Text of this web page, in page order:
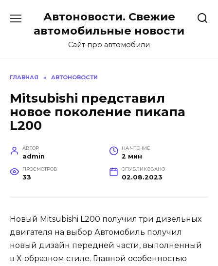
содержанию
Автоновости. Свежие
автомобильные новости
Сайт про автомобили
ГЛАВНАЯ » АВТОНОВОСТИ
Mitsubishi представил
новое поколение пикапа
L200
АВТОР
admin
НА ЧТЕНИЕ
2 мин
ПРОСМОТРОВ
33
ОПУБЛИКОВАНО
02.08.2023
Новый Mitsubishi L200 получил три дизельных
двигателя на выбор Автомобиль получил
новый дизайн передней части, выполненный
в Х-образном стиле. Главной особенностью